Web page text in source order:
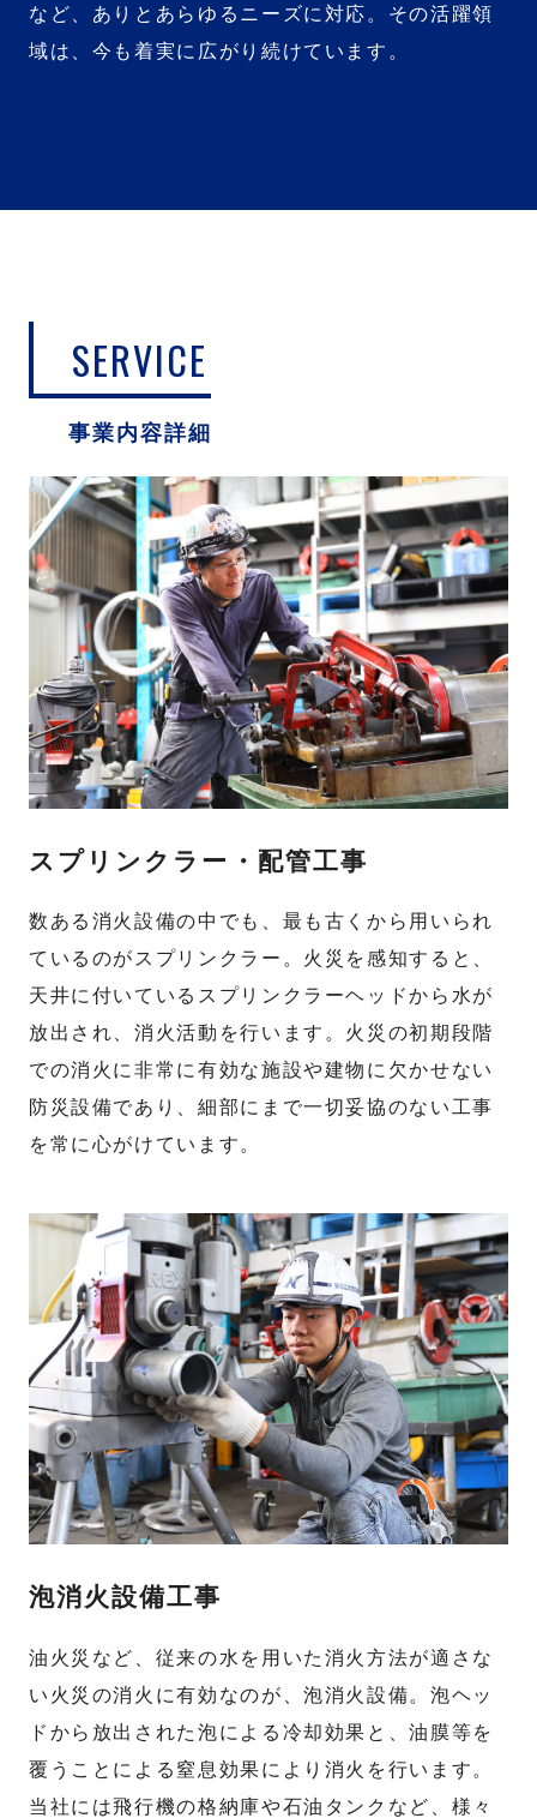
など、ありとあらゆるニーズに対応。その活躍領
域は、今も着実に広がり続けています。
SERVICE
事業内容詳細
スプリンクラー・配管工事
数ある消火設備の中でも、最も古くから用いられ
ているのがスプリンクラー。火災を感知すると、
天井に付いているスプリンクラーヘッドから水が
放出され、消火活動を行います。火災の初期段階
での消火に非常に有効な施設や建物に欠かせない
防災設備であり、細部にまで一切妥協のない工事
を常に心がけています。
泡消火設備工事
油火災など、従来の水を用いた消火方法が適さな
い火災の消火に有効なのが、泡消火設備。泡ヘッ
ドから放出された泡による冷却効果と、油膜等を
覆うことによる窒息効果により消火を行います。
当社には飛行機の格納庫や石油タンクなど、様々